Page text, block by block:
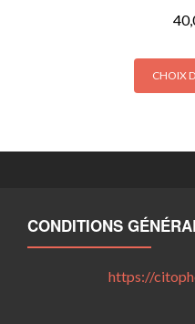
CHOIX
CONDITIONS
https://